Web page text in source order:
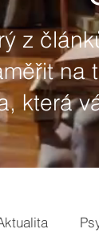
z
na
která